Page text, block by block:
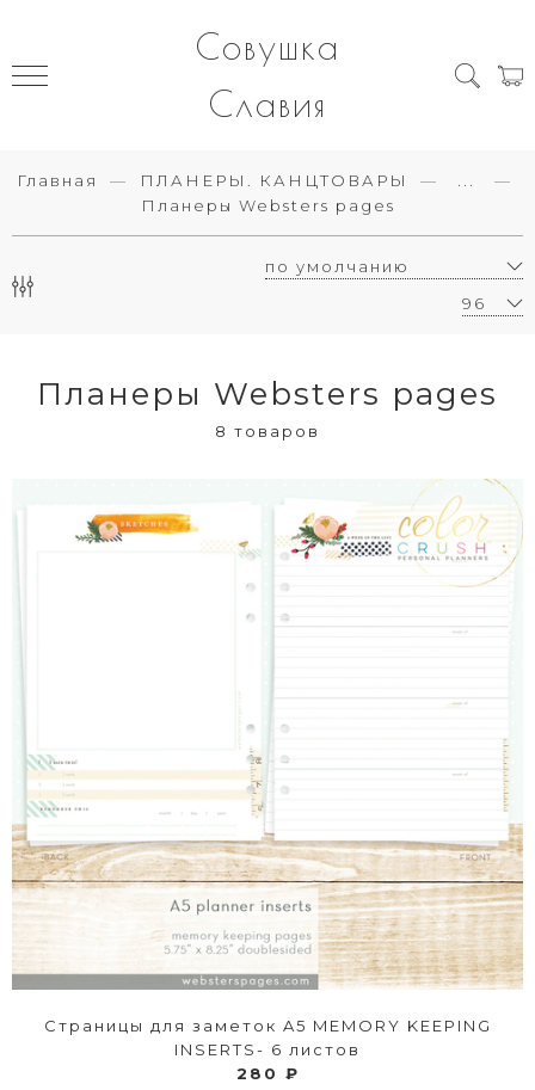
Совушка
Славия
Главная ПЛАНЕРЫ. КАНЦТОВАРЫ
Планеры Websters pages
Планеры Websters pages
8 товаров
Страницы для заметок A5 MEMORY KEEPING
INSERTS- 6 листов
280 ₽